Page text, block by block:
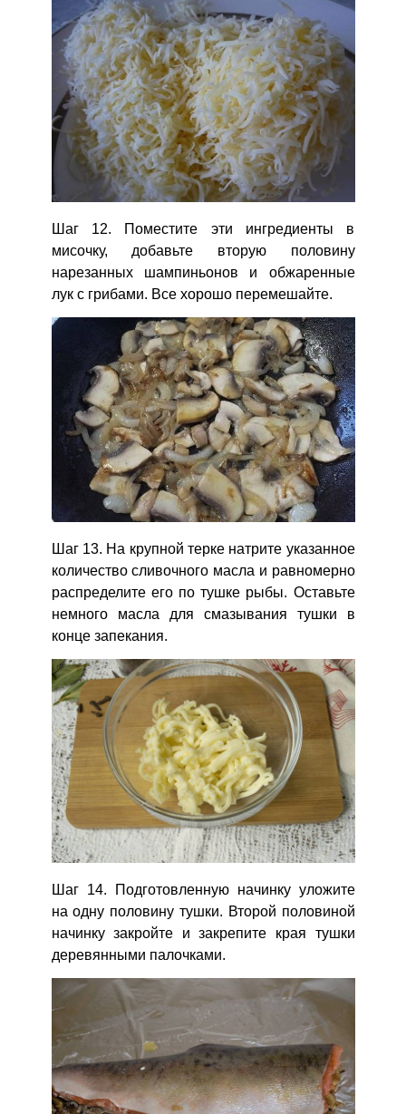
Шаг 12. Поместите эти ингредиенты в
мисочку, добавьте вторую половину
нарезанных шампиньонов и обжаренные
лук с грибами. Все хорошо перемешайте.
Шаг 13. На крупной терке натрите указанное
количество сливочного масла и равномерно
распределите его по тушке рыбы. Оставьте
немного масла для смазывания тушки в
конце запекания.
Шаг 14. Подготовленную начинку уложите
на одну половину тушки. Второй половиной
начинку закройте и закрепите края тушки
деревянными палочками.